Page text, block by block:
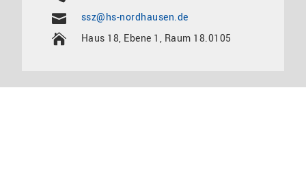
ssz@hs-nordhausen.de
Haus 18, Ebene 1, Raum 18.0105